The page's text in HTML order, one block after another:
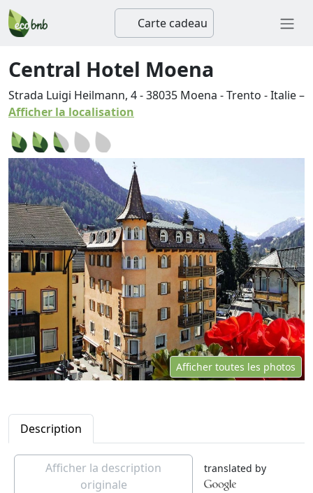
Carte cadeau
Central Hotel Moena
Strada Luigi Heilmann, 4-38035 Moena -Trento -Italie–
Afficher la localisation
Afficher toutes les photos
Description
Afficher la description
originale
translated by